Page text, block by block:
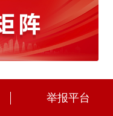
举报平台